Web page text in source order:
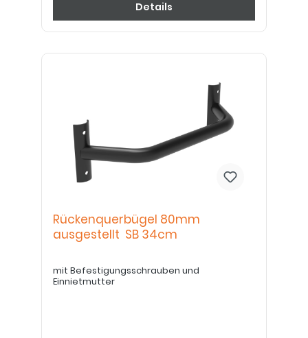
Details
Rückenquerbügel 80mm
ausgestellt SB 34cm
mit Befestigungsschrauben und
Einnietmutter